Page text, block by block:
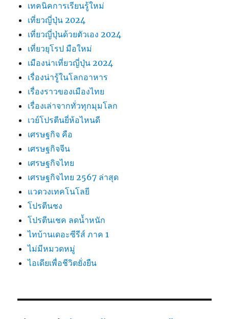
เทคนิคการเรียนรู้ใหม่
เที่ยวญี่ปุ่น 2024
เที่ยวญี่ปุ่นด้วยตัวเอง 2024
เที่ยวยุโรป มือใหม่
เมืองน่าเที่ยวญี่ปุ่น 2024
เรื่องน่ารู้ในโลกอาหาร
เรื่องราวของเมืองไทย
เรื่องเล่าจากทั่วทุกมุมโลก
เวย์โปรตีนยี่ห้อไหนดี
เศรษฐกิจ คือ
เศรษฐกิจจีน
เศรษฐกิจไทย
เศรษฐกิจไทย 2567 ล่าสุด
แวดวงเทคโนโลยี
โปรตีนชง
โปรตีนเชค ลดน้ำหนัก
ไทบ้านเดอะซีรีส์ ภาค 1
ไม่มีหมวดหมู่
ไอเดียเพื่อชีวิตยั่งยืน